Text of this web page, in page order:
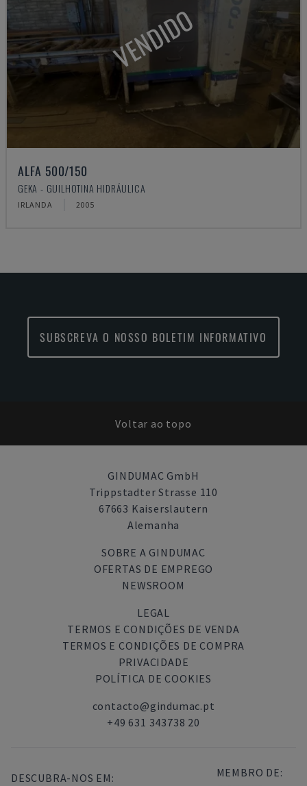
VENDIDO
ALFA 500/150
GEKA - GUILHOTINA HIDRÁULICA
IRLANDA 2005
SUBSCREVA O NOSSO BOLETIM INFORMATIVO
Voltar ao topo
GINDUMAC GmbH
Trippstadter Strasse 110
67663 Kaiserslautern
Alemanha
SOBRE A GINDUMAC
OFERTAS DE EMPREGO
NEWSROOM
LEGAL
TERMOS E CONDIÇÕES DE VENDA
TERMOS E CONDIÇÕES DE COMPRA
PRIVACIDADE
POLÍTICA DE COOKIES
contacto@gindumac.pt
+49 631 343738 20
DESCUBRA-NOS EM: MEMBRO DE: